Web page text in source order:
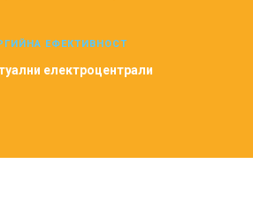
ЕФЕКТИВНОСТ
електроцентрали